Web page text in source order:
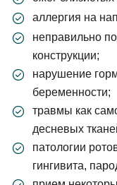
аллергия на
неправильно
конструкции;
нарушение
беременности;
травмы как
десневых
патологии
гингивита,